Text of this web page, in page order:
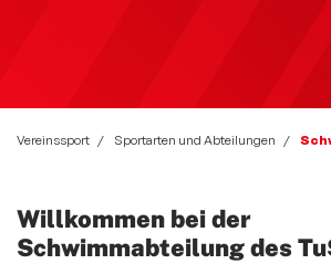
Vereinssport Sportarten und Abteilungen
Willkommen bei der
Schwimmabteilung des
Deutsches Sportabzeichen
Fitness und Freizeitsport
Faustball